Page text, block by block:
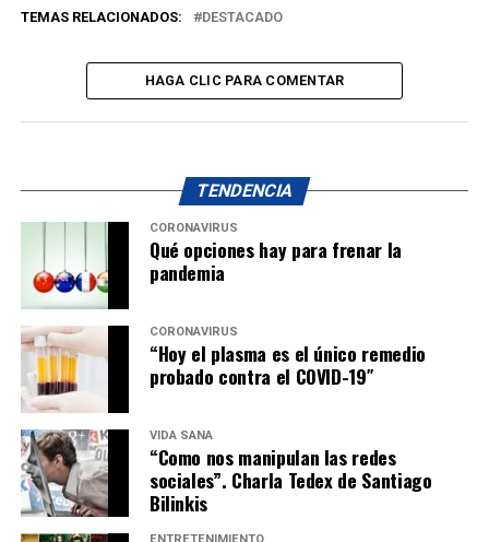
TEMAS RELACIONADOS: DESTACADO
HAGA CLIC PARA COMENTAR
TENDENCIA
CORONAVIRUS
Qué opciones hay para frenar la
pandemia
CORONAVIRUS
“Hoy el plasma es el único remedio
probado contra el COVID-19″
VIDA SANA
“Como nos manipulan las redes
sociales”. Charla Tedex de Santiago
Bilinkis